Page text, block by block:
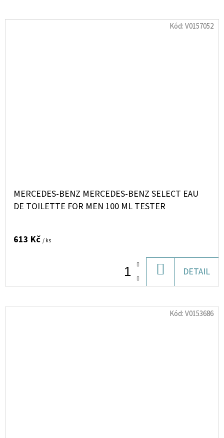
MERCEDES-BENZ MERCEDES-BENZ SELECT EAU
DE TOILETTE FOR MEN 100 ML TESTER
613 Kč / ks
KOŠÍKU
DETAIL
Kód:V0157052
Kód:V0153686